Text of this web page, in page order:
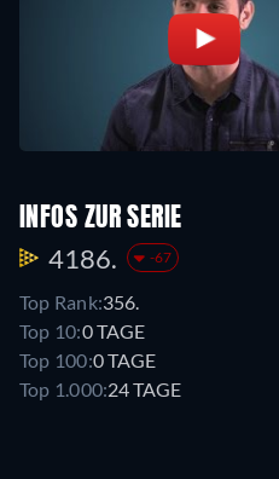
INFOS ZUR SERIE
4186. -67
Top Rank:356.
Top 10:0 TAGE
Top 100:0 TAGE
Top 1.000:24 TAGE